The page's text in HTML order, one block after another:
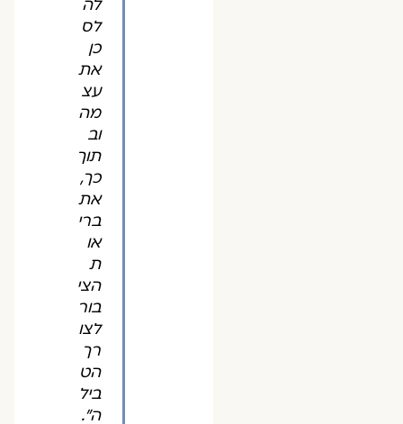
לה
לס
כן
את
עצ
מה
וב
תוך
כך,
את
ברי
או
ת
הצי
בור
לצו
רך
הט
ביל
ה".